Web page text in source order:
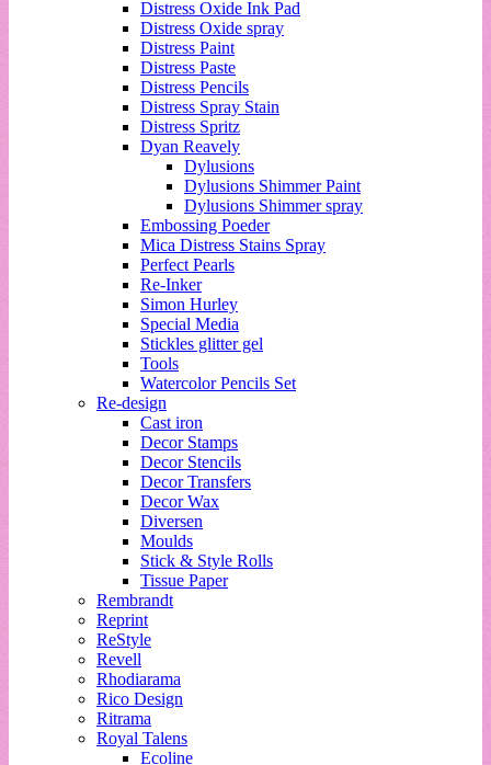
Distress Oxide Ink Pad
Distress Oxide spray
Distress Paint
Distress Paste
Distress Pencils
Distress Spray Stain
Distress Spritz
Dyan Reavely
Dylusions
Dylusions Shimmer Paint
Dylusions Shimmer spray
Embossing Poeder
Mica Distress Stains Spray
Perfect Pearls
Re-Inker
Simon Hurley
Special Media
Stickles glitter gel
Tools
Watercolor Pencils Set
Re-design
Cast iron
Decor Stamps
Decor Stencils
Decor Transfers
Decor Wax
Diversen
Moulds
Stick & Style Rolls
Tissue Paper
Rembrandt
Reprint
ReStyle
Revell
Rhodiarama
Rico Design
Ritrama
Royal Talens
Ecoline